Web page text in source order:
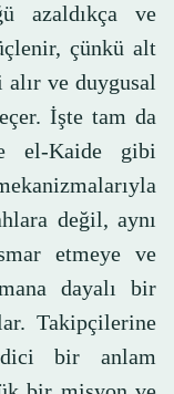
azaldıkça ve
çünkü alt
ve duygusal
İşte tam da
el-Kaide gibi
değil, aynı
etmeye ve
dayalı bir
Takipçilerine
bir anlam